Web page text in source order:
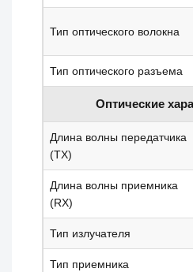
Тип оптического волокна
Тип оптического разъема
Оптические
Длина волны передатчика
(TX)
Длина волны приемника
(RX)
Тип излучателя
Тип приемника